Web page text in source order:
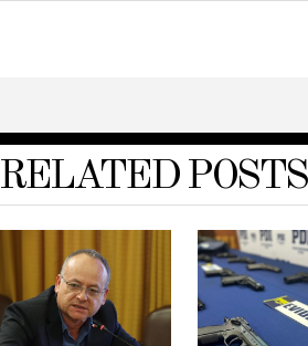
RELATED POSTS